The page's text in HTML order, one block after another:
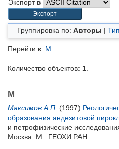
Экспорт в
Группировка по: Авторы |
Перейти к: М
Количество объектов: 1
М
Максимов А.П. (1997)
образования андезитовой
и петрофизические
Москва. М.: ГЕОХИ РАН.